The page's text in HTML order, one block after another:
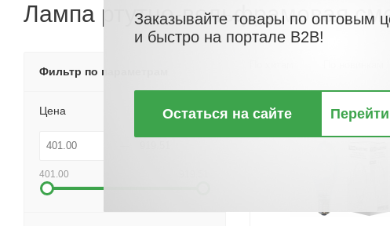
Лампа ртутно-вольфрамовая
Фильтр по параметрам
Цена
401.00
Заказывайте товары по оптовым
и быстро на портале B2B!
Остаться на сайте